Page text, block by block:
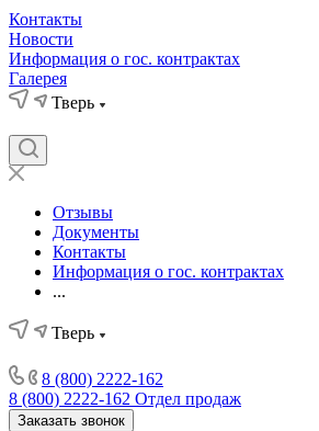
Контакты
Новости
Информация о гос. контрактах
Галерея
Тверь
Отзывы
Документы
Контакты
Информация о гос. контрактах
...
Тверь
8 (800) 2222-162
8 (800) 2222-162 Отдел продаж
Заказать звонок